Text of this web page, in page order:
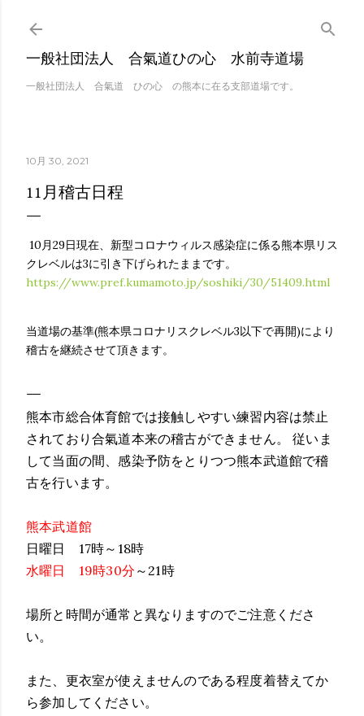
スキップしてメイン
一般社団法人 合氣道ひの心 水前寺道場
一般社団法人 合氣道 ひの心 の熊本に在る支部道場です。
10月 30, 2021
11月稽古日程
10月29日現在、新型コロナウィルス感染症に係る熊本県リス
クレベルは3に引き下げられたままです。
https://www.pref.kumamoto.jp/soshiki/30/51409.html
当道場の基準(熊本県コロナリスクレベル3以下で再開)により
稽古を継続させて頂きます。
熊本市総合体育館では接触しやすい練習内容は禁止
されており合氣道本来の稽古ができません。 従いま
して当面の間、感染予防をとりつつ熊本武道館で稽
古を行います。
熊本武道館
日曜日 17時～18時
水曜日
19時30分 ～21時
場所と時間が通常と異なりますのでご注意くださ
い。
また、更衣室が使えませんのである程度着替えてか
ら参加してください。